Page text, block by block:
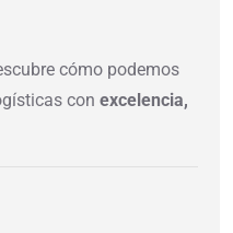
cómo podemos
con excelencia,